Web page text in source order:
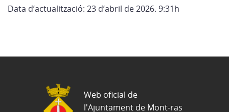
Data d’actualització: 23 d’abril de 2026. 9:31h
Web oficial de
l'Ajuntament de Mont-ras